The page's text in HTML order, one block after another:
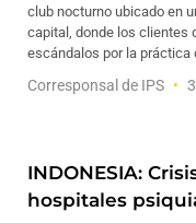
club nocturno ubicado en
capital, donde los clientes
escándalos por la práctica
Corresponsal de IPS
INDONESIA:
hospitales